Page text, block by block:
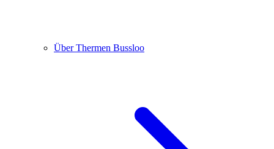
Über Thermen Bussloo